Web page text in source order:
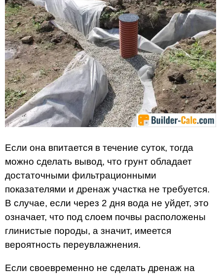
Если она впитается в течение суток, тогда
можно сделать вывод, что грунт обладает
достаточными фильтрационными
показателями и дренаж участка не требуется.
В случае, если через 2 дня вода не уйдет, это
означает, что под слоем почвы расположены
глинистые породы, а значит, имеется
вероятность переувлажнения.
Если своевременно не сделать дренаж на